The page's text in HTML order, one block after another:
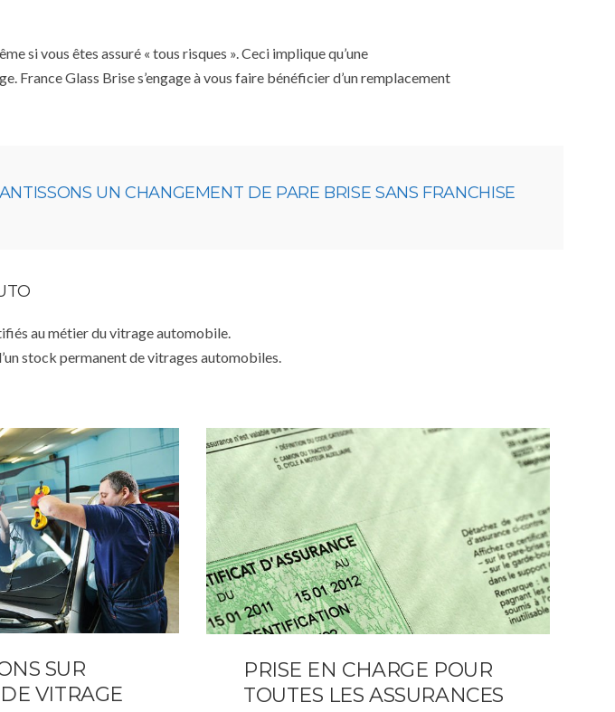
si vous êtes assuré « tous risques ». Ceci implique qu’une
Glass Brise s’engage à vous faire bénéficier d’un remplacement
UN CHANGEMENT DE PARE BRISE SANS FRANCHISE
au métier du vitrage automobile.
stock permanent de vitrages automobiles.
SUR
VITRAGE
PRISE EN CHARGE POUR
TOUTES LES ASSURANCES